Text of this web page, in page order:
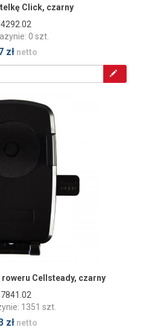
Click, czarny
0 szt.
złnetto
Cellsteady, czarny
1351 szt.
złnetto